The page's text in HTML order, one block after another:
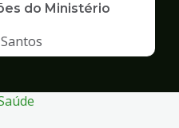
do Ministério